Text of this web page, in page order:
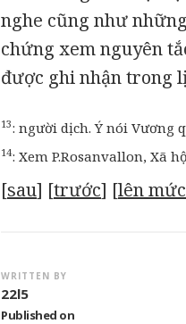
nghe cũng như
chứng xem nguyên
được ghi nhận trong
13: người dịch. Ý nói Vương
14: Xem P.Rosanvallon, Xã
[sau] [trước] [lên
WRITTEN BY
22l5
Published on